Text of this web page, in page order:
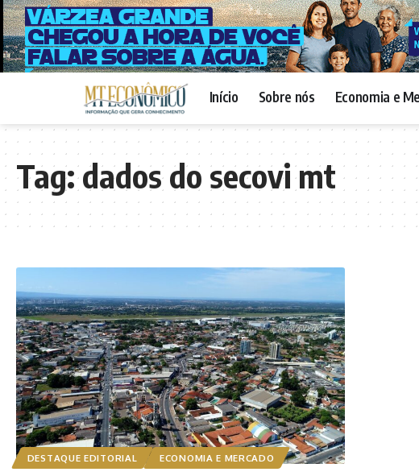
Início Sobre nós Economia e
Tag:dados do secovi mt
DESTAQUE EDITORIAL ECONOMIA E MERCADO